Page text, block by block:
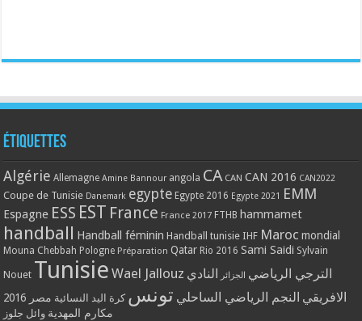
Étiquettes
Algérie Allemagne Amine Bannour angola CA CAN CAN 2016 CAN2022
Coupe de Tunisie Danemark egypte Egypte 2016 Egypte 2021 EMM
Espagne ESS EST France France 2017 FTHB hammamet
handball Handball féminin Handball tunisie IHF Maroc mondial
Mouna Chebbah Pologne Préparation Qatar Rio 2016 Sami Saidi Sylvain
Nouet Tunisie Wael Jallouz الترجي الرياضي الجزائر النادي
الافريقي النجم الرياضي الساحلي تونس كرة اليد النسائية مصر 2016
مكارم المهدية وائل جلوز